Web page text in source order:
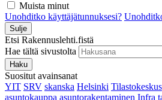
Muista minut
Unohditko käyttäjätunnuksesi?
Sulje
Etsi Rakennuslehti.fistä
Hae tältä sivustolta
Haku
Suositut avainsanat
YIT SRV skanska Helsinki Tilastokeskus
asuntokauppa asuntorakentaminen Infra